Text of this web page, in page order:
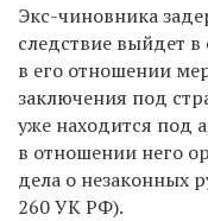
Экс-чиновника
следствие выйдет
в его отношении
заключения под
уже находится под
в отношении него
дела о незаконных
260 УК РФ).